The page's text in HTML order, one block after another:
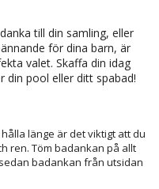
till din samling, eller
för dina barn, är
valet. Skaffa din idag
din pool eller ditt spabad!
länge är det viktigt att du
ren. Töm badankan på allt
badankan från utsidan